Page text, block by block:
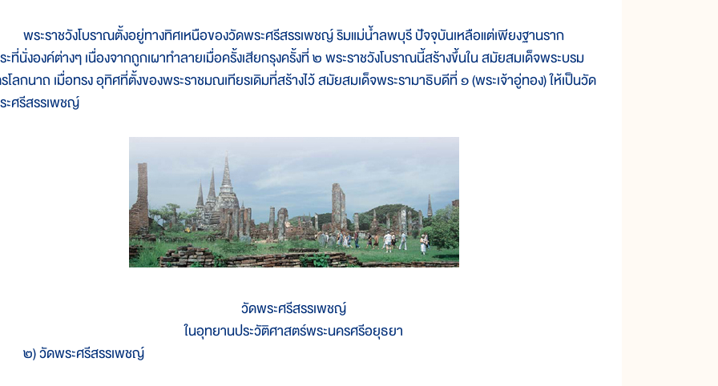
พระราชวังโบราณตั้งอยู่ทางทิศเหนือของวัดพระศรีสรรเพชญ์ ริมแม่น้ำลพบุรี ปัจจุบันเหลือแต่เพียงฐานราก
ที่นั่งองค์ต่างๆ เนื่องจากถูกเผาทำลายเมื่อครั้งเสียกรุงครั้งที่ ๒ พระราชวังโบราณนี้สร้างขึ้นใน สมัยสมเด็จพระบรม
โลกนาถ เมื่อทรง อุทิศที่ตั้งของพระราชมณเทียรเดิมที่สร้างไว้ สมัยสมเด็จพระรามาธิบดีที่ ๑ (พระเจ้าอู่ทอง) ให้เป็นวัด
ะศรีสรรเพชญ์
วัดพระศรีสรรเพชญ์
ในอุทยานประวัติศาสตร์พระนครศรีอยุธยา
๒) วัดพระศรีสรรเพชญ์